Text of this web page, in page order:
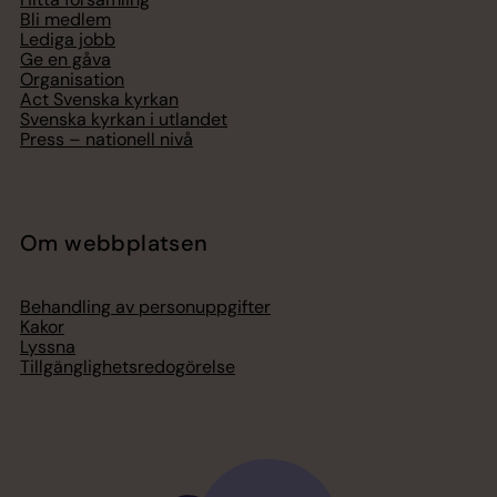
Bli medlem
Lediga jobb
Ge en gåva
Organisation
Act Svenska kyrkan
Svenska kyrkan i utlandet
Press – nationell nivå
Om webbplatsen
Behandling av personuppgifter
Kakor
Lyssna
Tillgänglighetsredogörelse